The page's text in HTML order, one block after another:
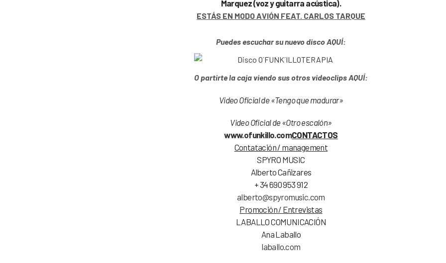
Marquez (voz y guitarra acústica).
ESTÁS EN MODO AVIÓN FEAT. CARLOS TARQUE
Puedes escuchar su nuevo disco AQUÍ:
O partirte la caja viendo sus otros videoclips AQUÍ:
Video Oficial de «Tengo que madurar»
Video Oficial de «Otro escalón»
www.ofunkillo.comCONTACTOS
Contatación / management
SPYRO MUSIC
Alberto Cañizares
+ 34 690 953 912
alberto@spyromusic.com
Promoción / Entrevistas
LABALLO COMUNICACIÓN
Ana Laballo
laballo.com